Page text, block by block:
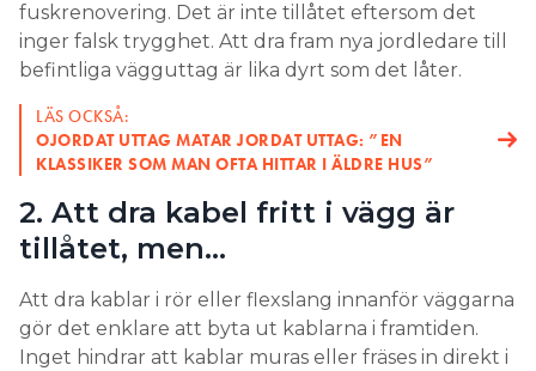
fuskrenovering. Det är inte tillåtet eftersom det
inger falsk trygghet. Att dra fram nya jordledare till
befintliga vägguttag är lika dyrt som det låter.
LÄS OCKSÅ:
OJORDAT UTTAG MATAR JORDAT UTTAG: ”EN
KLASSIKER SOM MAN OFTA HITTAR I ÄLDRE HUS”
2. Att dra kabel fritt i vägg är
tillåtet, men…
Att dra kablar i rör eller flexslang innanför väggarna
gör det enklare att byta ut kablarna i framtiden.
Inget hindrar att kablar muras eller fräses in direkt i